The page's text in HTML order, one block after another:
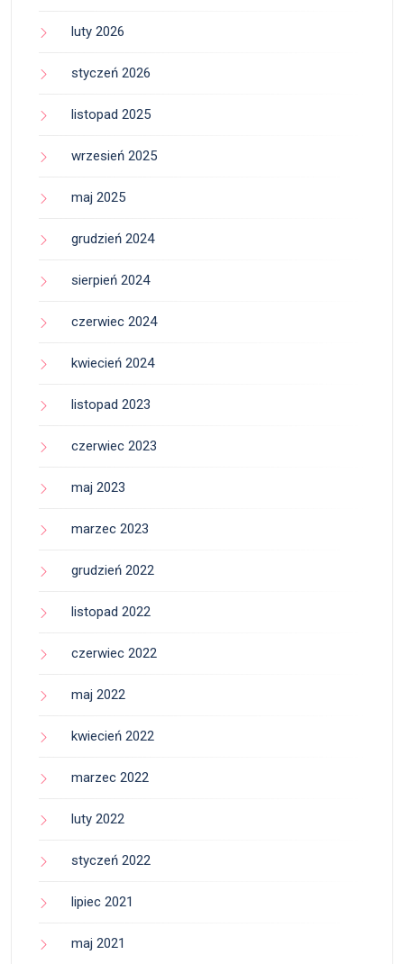
luty 2026
styczeń 2026
listopad 2025
wrzesień 2025
maj 2025
grudzień 2024
sierpień 2024
czerwiec 2024
kwiecień 2024
listopad 2023
czerwiec 2023
maj 2023
marzec 2023
grudzień 2022
listopad 2022
czerwiec 2022
maj 2022
kwiecień 2022
marzec 2022
luty 2022
styczeń 2022
lipiec 2021
maj 2021